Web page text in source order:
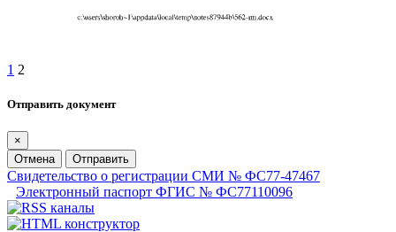
1 2
Отправить документ
×
Отмена
Отправить
Свидетельство о регистрации СМИ № ФС77-47467
Электронный паспорт ФГИС № ФС77110096